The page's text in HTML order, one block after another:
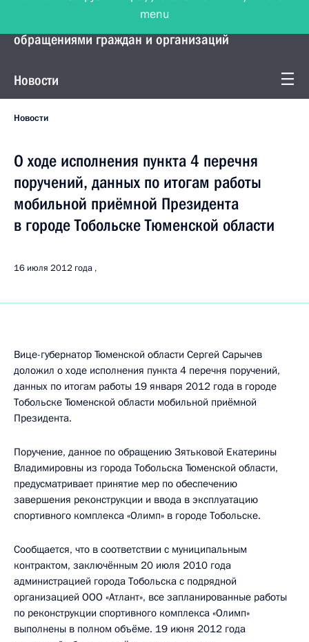
Управление Президента по работе с
обращениями граждан и организаций
Новости
Новости
О ходе исполнения пункта 4 перечня
поручений, данных по итогам работы
мобильной приёмной Президента
в городе Тобольске Тюменской области
16 июля 2012 года
Вице-губернатор Тюменской области Сергей Сарычев
доложил о ходе исполнения пункта 4 перечня поручений,
данных по итогам работы 19 января 2012 года в городе
Тобольске Тюменской области мобильной приёмной
Президента.
Поручение, данное по обращению Зятьковой Екатерины
Владимировны из города Тобольска Тюменской области,
предусматривает принятие мер по обеспечению
завершения реконструкции и ввода в эксплуатацию
спортивного комплекса «Олимп» в городе Тобольске.
Сообщается, что в соответствии с муниципальным
контрактом, заключённым 20 июля 2010 года
администрацией города Тобольска с подрядной
организацией ООО «Атлант», все запланированные работы
по реконструкции спортивного комплекса «Олимп»
выполнены в полном объёме. 19 июня 2012 года
menu